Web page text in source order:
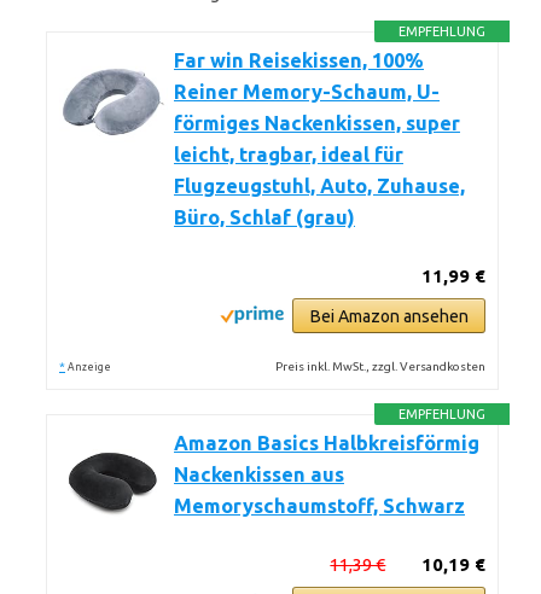
EMPFEHLUNG
Far win Reisekissen, 100%
Reiner Memory-Schaum, U-
förmiges Nackenkissen, super
leicht, tragbar, ideal für
Flugzeugstuhl, Auto, Zuhause,
Büro, Schlaf (grau)
11,99 €
Bei Amazon ansehen
* Anzeige Preis inkl. MwSt., zzgl. Versandkosten
EMPFEHLUNG
Amazon Basics Halbkreisförmig
Nackenkissen aus
Memoryschaumstoff, Schwarz
10,19 €
11,39 €